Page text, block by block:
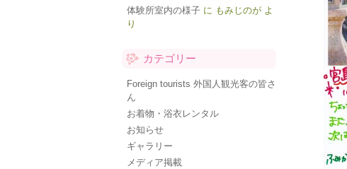
体験所室内の様子 に もみじのが よ
り
カテゴリー
Foreign tourists 外国人観光客の皆さ
ん
お着物・浴衣レンタル
お知らせ
ギャラリー
メディア掲載